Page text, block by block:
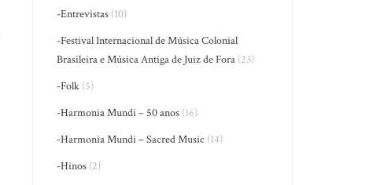
-Entrevistas (10)
-Festival Internacional de Música Colonial
Brasileira e Música Antiga de Juiz de Fora (23)
-Folk (5)
-Harmonia Mundi – 50 anos (16)
-Harmonia Mundi – Sacred Music (14)
-Hinos (2)